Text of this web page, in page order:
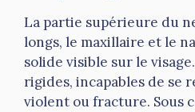
La partie supérieure du
longs, le maxillaire et le
solide visible sur le
rigides, incapables de se
violent ou fracture. Sous